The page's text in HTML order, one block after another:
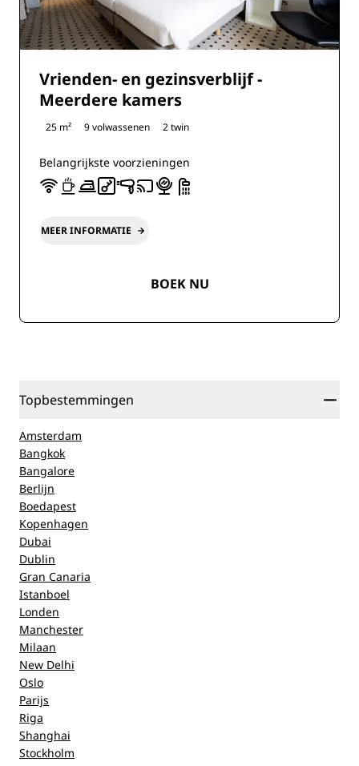
Vrienden- en gezinsverblijf -
Meerdere kamers
25 m² 9 volwassenen 2 twin
Belangrijkste voorzieningen
MEER INFORMATIE
BOEK NU
Topbestemmingen
Amsterdam
Bangkok
Bangalore
Berlijn
Boedapest
Kopenhagen
Dubai
Dublin
Gran Canaria
Istanboel
Londen
Manchester
Milaan
New Delhi
Oslo
Parijs
Riga
Shanghai
Stockholm